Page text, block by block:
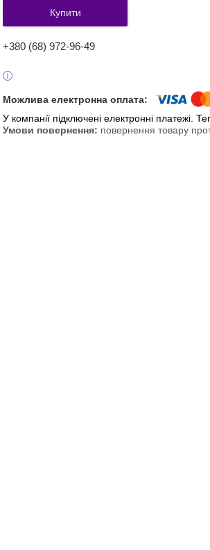
Купити
+380 (68) 972-96-49
У компанії підключені електронні платежі.
повернення товару